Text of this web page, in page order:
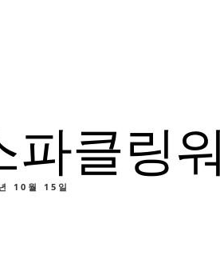
파클링
10월 15일